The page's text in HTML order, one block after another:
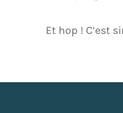
Et hop ! C’est